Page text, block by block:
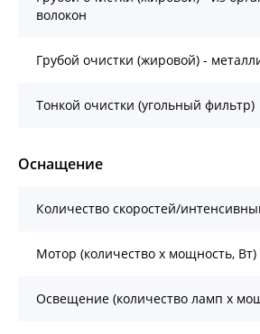
волокон
Грубой очистки (жировой) -
Тонкой очистки (угольный фильтр)
Оснащение
Количество скоростей/
Мотор (количество х мощность, Вт)
Освещение (количество ламп x